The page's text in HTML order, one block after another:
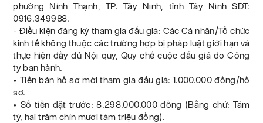
phường Ninh Thạnh, TP. Tây Ninh, tỉnh Tây Ninh SĐT:
0916.349988.
- Điều kiện đăng ký tham gia đấu giá: Các Cá nhân/Tổ chức
kinh tế không thuộc các trường hợp bị pháp luật giới hạn và
thực hiện đầy đủ Nội quy, Quy chế cuộc đấu giá do Công
ty ban hành.
• Tiền bán hồ sơ mời tham gia đấu giá: 1.000.000 đồng/hồ
sơ.
• Số tiền đặt trước: 8.298.000.000 đồng (Bằng chữ: Tám
tỷ, hai trăm chín mươi tám triệu đồng).